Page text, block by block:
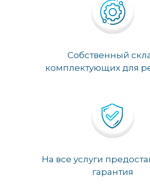
Собственный
комплектующих для
На все услуги
гарантия